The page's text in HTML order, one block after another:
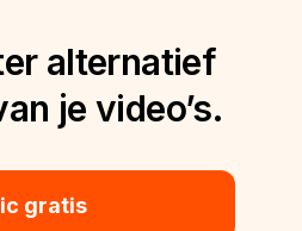
alternatief
je video’s.
gratis